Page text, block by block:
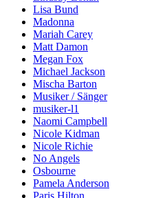
Lisa Bund
Madonna
Mariah Carey
Matt Damon
Megan Fox
Michael Jackson
Mischa Barton
Musiker / Sänger
musiker-l1
Naomi Campbell
Nicole Kidman
Nicole Richie
No Angels
Osbourne
Pamela Anderson